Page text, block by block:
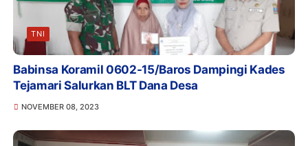
TNI
Babinsa Koramil 0602-15/Baros Dampingi Kades
Tejamari Salurkan BLT Dana Desa
NOVEMBER 08, 2023